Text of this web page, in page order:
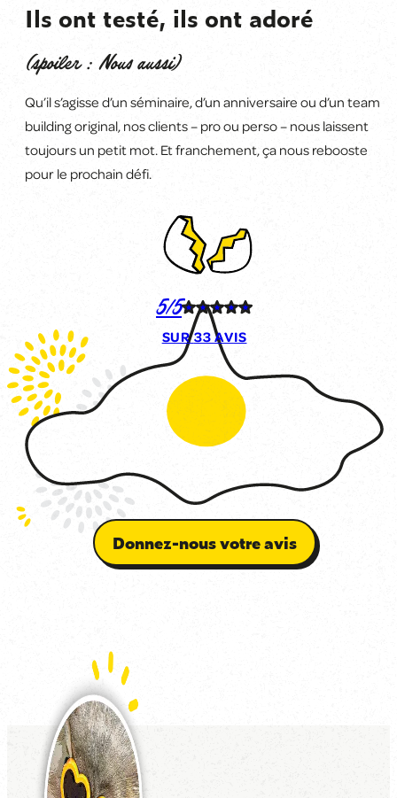
Ils ont testé, ils ont adoré
(spoiler : Nous aussi)
Qu’il s’agisse d’un séminaire, d’un anniversaire ou d’un team
building original, nos clients– pro ou perso– nous laissent
toujours un petit mot. Et franchement, ça nous rebooste
pour le prochain défi.
5/5
SUR33 AVIS
Donnez-nous votre avis